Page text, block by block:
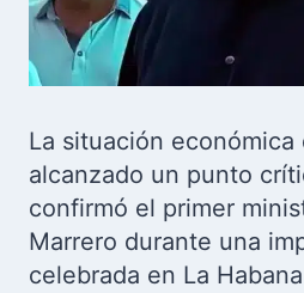
La situación económica
alcanzado un punto
confirmó el primer
Marrero durante una
celebrada en La